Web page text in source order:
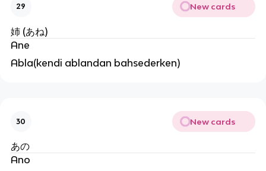
29 New cards
姉 (あね)
Ane
Abla(kendi ablandan bahsederken)
30 New cards
あの
Ano